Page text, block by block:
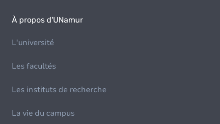
À propos d'UNamur
L'université
Les facultés
Les instituts de recherche
La vie du campus